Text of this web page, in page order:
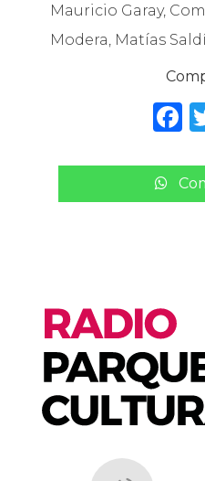
Mauricio Garay,
Modera, Matías
c
e